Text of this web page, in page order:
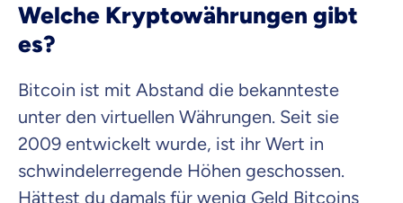
Welche Kryptowährungen gibt
es?
Bitcoin ist mit Abstand die bekannteste
unter den virtuellen Währungen. Seit sie
2009 entwickelt wurde, ist ihr Wert in
schwindelerregende Höhen geschossen.
Hättest du damals für wenig Geld Bitcoins